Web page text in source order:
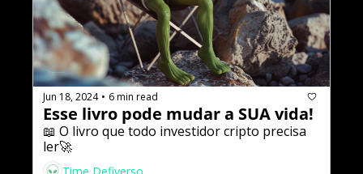
Jun 18, 2024 • 6 min read
Esse livro pode mudar a SUA vida!
📖 O livro que todo investidor cripto precisa
ler🚀